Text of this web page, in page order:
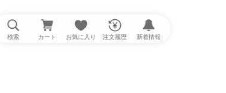
検索 カート お気に入り 注文履歴 新着情報